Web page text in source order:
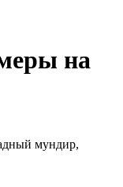
на
мундир,